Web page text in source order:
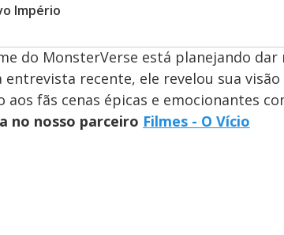
Império
do MonsterVerse está planejando dar
entrevista recente, ele revelou sua
fãs cenas épicas e emocionantes
no nosso parceiro Filmes - O Vício